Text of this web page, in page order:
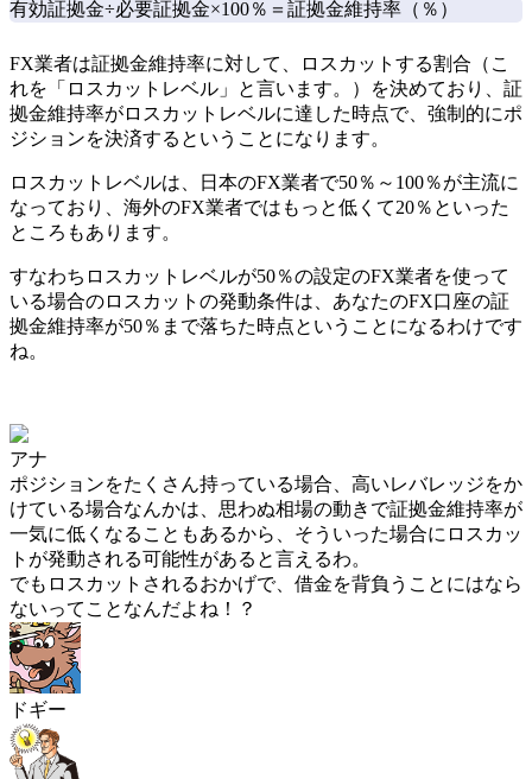
有効証拠金÷必要証拠金×100％＝証拠金維持率（％）
FX業者は証拠金維持率に対して、ロスカットする割合（こ
れを「ロスカットレベル」と言います。）を決めており、証
拠金維持率がロスカットレベルに達した時点で、強制的にポ
ジションを決済する ということになります。
ロスカットレベルは、 日本のFX業者で50％～100％が主流に
なっており、 海外のFX業者ではもっと低くて20％ といった
ところもあります。
すなわち ロスカットレベルが50％の設定のFX業者を使って
いる場合のロスカットの発動条件は、あなたのFX口座の証
拠金維持率が50％まで落ちた時点ということになるわけです
ね。
アナ
ポジションをたくさん持っている場合、高いレバレッジをか
けている場合なんかは、思わぬ相場の動きで証拠金維持率が
一気に低くなることもあるから、そういった場合にロスカッ
トが発動される可能性があると言えるわ。
でもロスカットされるおかげで、借金を背負うことにはなら
ないってことなんだよね！？
ドギー